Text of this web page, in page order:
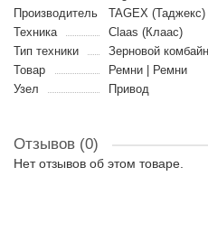
Производитель
TAGEX (Таджекс)
Техника
Claas (Клаас)
Тип техники
Зерновой комбайн
Товар
Ремни | Ремни
Узел
Привод
Отзывов (0)
Нет отзывов об этом товаре.